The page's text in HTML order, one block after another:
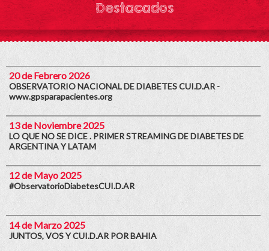
Destacados
20 de Febrero 2026
OBSERVATORIO NACIONAL DE DIABETES CUI.D.AR -
www.gpsparapacientes.org
13 de Noviembre 2025
LO QUE NO SE DICE . PRIMER STREAMING DE DIABETES DE
ARGENTINA Y LATAM
12 de Mayo 2025
#ObservatorioDiabetesCUI.D.AR
14 de Marzo 2025
JUNTOS, VOS Y CUI.D.AR POR BAHIA